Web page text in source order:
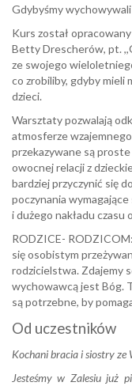
Gdybyśmy
Kurs został
Betty Drescherów, pt.
ze swojego
co zrobiliby, gdyby mieli
dzieci.
Warsztaty pozwalają
atmosferze
przekazywane są
owocnej relacji z
bardziej przyczynić się
poczynania
i dużego nakładu czasu
RODZICE-
się osobistym
rodzicielstwa. Zdajemy
wychowawcą jest Bóg.
są potrzebne, by
Od uczestników
Kochani bracia i siostry ze
Jesteśmy w Zalesiu już